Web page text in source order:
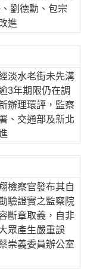
劉德勳、包宗
進
淡水老街未先溝
3年期限仍在調
辦理環評，監察
、交通部及新北
檢察官發布其自
驗證實之監察院
斷章取義，自非
眾產生嚴重誤
崇義委員辦公室